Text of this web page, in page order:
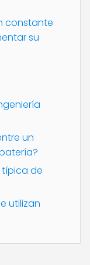
constante
su
un
de
utilizan